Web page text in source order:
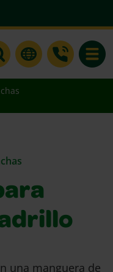
una manguera de